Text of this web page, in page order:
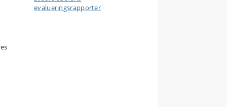
evalueringsrapporter